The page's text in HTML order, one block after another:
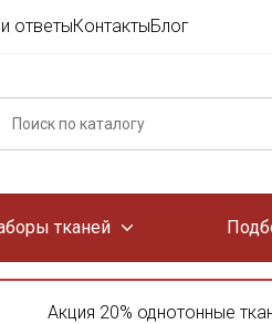
ответыКонтактыБлог
тканей
Акция 20% однотонные